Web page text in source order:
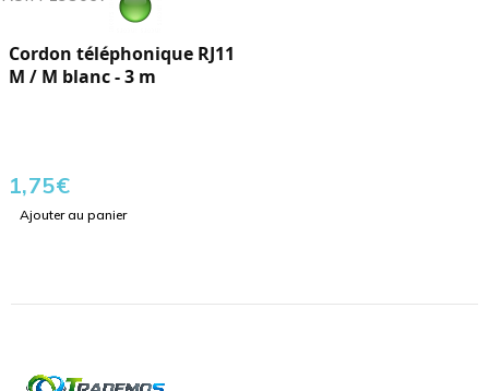
Cordon téléphonique RJ11
M / M blanc - 3 m
1,75€
Ajouter au panier